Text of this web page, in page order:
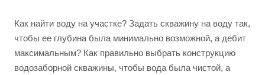
Как найти воду на участке? Задать скважину на воду так,
чтобы ее глубина была минимально возможной, а дебит
максимальным? Как правильно выбрать конструкцию
водозаборной скважины, чтобы вода была чистой, а